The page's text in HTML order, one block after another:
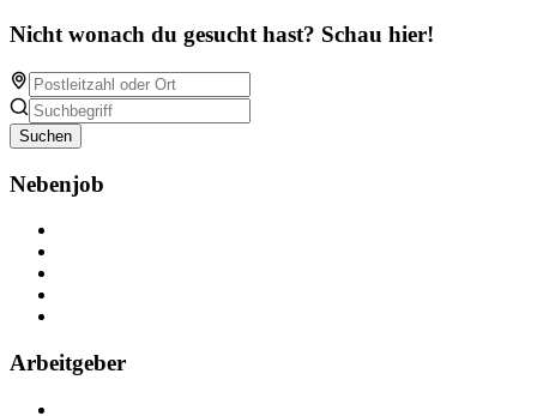
Nicht wonach du gesucht hast? Schau hier!
Suchen
Nebenjob
Arbeitgeber